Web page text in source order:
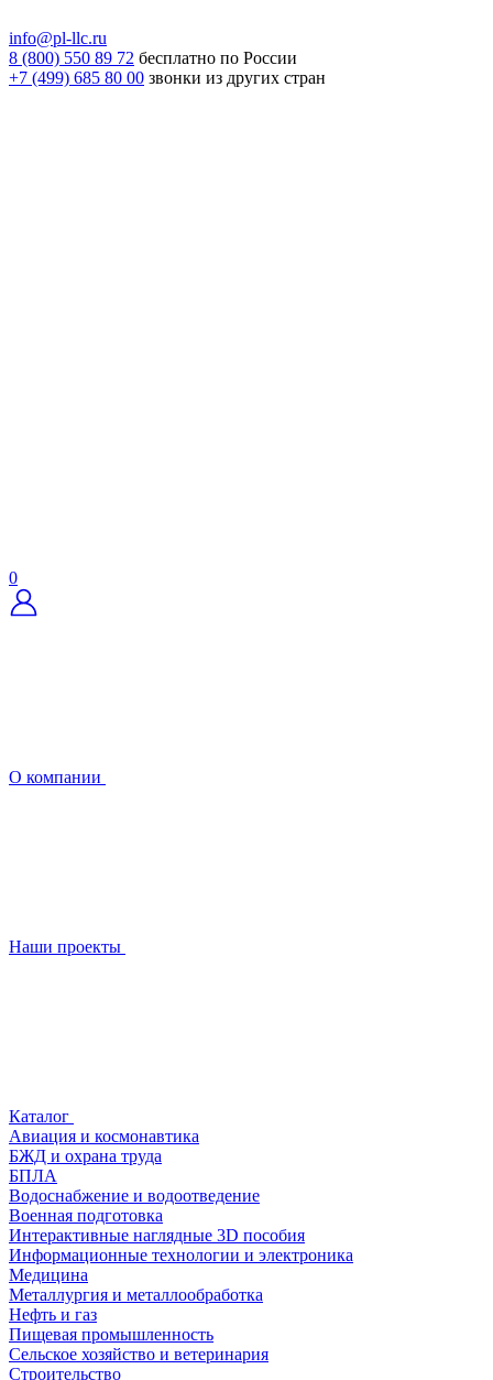
info@pl-llc.ru
8 (800) 550 89 72 бесплатно по России
+7 (499) 685 80 00 звонки из других стран
0
О компании
Наши проекты
Каталог
Авиация и космонавтика
БЖД и охрана труда
БПЛА
Водоснабжение и водоотведение
Военная подготовка
Интерактивные наглядные 3D пособия
Информационные технологии и электроника
Медицина
Металлургия и металлообработка
Нефть и газ
Пищевая промышленность
Сельское хозяйство и ветеринария
Строительство